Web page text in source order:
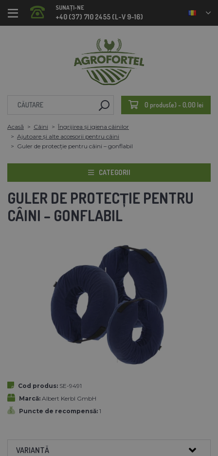
SUNAȚI-NE
+40 (37) 710 2455 (L-V 9-16)
0 produs(e) - 0,00 lei
Acasă Câini
Îngrijirea și igiena câinilor
Ajutoare și alte accesorii pentru câini
Guler de protecție pentru câini – gonflabil
CATEGORII
GULER DE PROTECȚIE PENTRU
CÂINI – GONFLABIL
Cod produs: SE-9491
Marcă: Albert Kerbl GmbH
Puncte de recompensă: 1
VARIANTĂ